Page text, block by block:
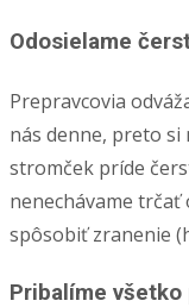
Odosielame
Prepravcovia
nás denne, preto si
stromček príde
nenechávame
spôsobiť zranenie
Pribalíme